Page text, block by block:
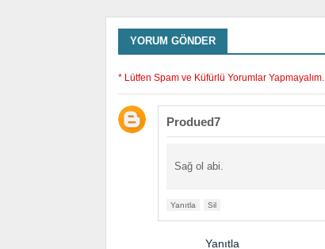
YORUM GÖNDER
* Lütfen Spam ve Küfürlü Yorumlar Yapmayalım.
Produed7
Sağ ol abi.
Yanıtla Sil
Yanıtla